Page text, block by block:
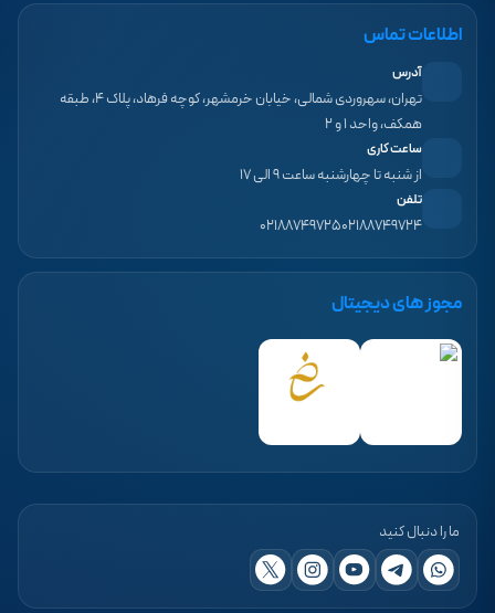
اطلاعات تماس
آدرس
تهران، سهروردی شمالی، خیابان خرمشهر، کوچه فرهاد، پلاک ۴، طبقه
همکف، واحد ۱ و ۲
ساعت کاری
از شنبه تا چهارشنبه ساعت ۹ الی ۱۷
تلفن
۰۲۱۸۸۷۴۹۷۲۴۰۲۱۸۸۷۴۹۷۲۵
مجوز های دیجیتال
ما را دنبال کنید